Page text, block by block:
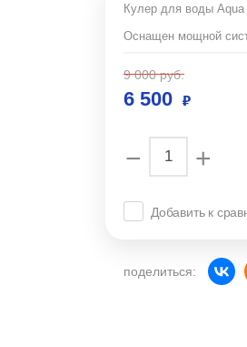
Кулер для воды Aqua
Оснащен мощной
9 000руб.
6 500
− +
Добавить к
поделиться: